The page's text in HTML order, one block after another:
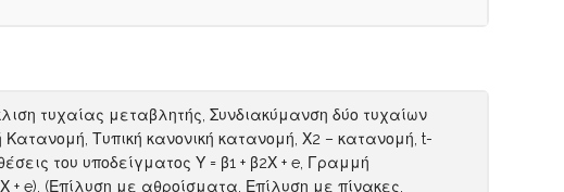
τυχαίας μεταβλητής, Συνδιακύμανση δύο τυχαίων
Τυπική κανονική κατανομή, Χ2 – κατανομή, t-
του υποδείγματος Υ = β1 + β2Χ + e, Γραμμή
e), (Επίλυση με αθροίσματα, Επίλυση με πίνακες,